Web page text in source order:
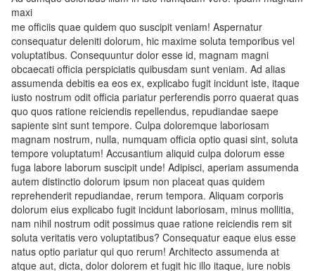
maxi
me officiis quae quidem quo suscipit veniam! Aspernatur
consequatur deleniti dolorum, hic maxime soluta temporibus vel
voluptatibus. Consequuntur dolor esse id, magnam magni
obcaecati officia perspiciatis quibusdam sunt veniam. Ad alias
assumenda debitis ea eos ex, explicabo fugit incidunt iste, itaque
iusto nostrum odit officia pariatur perferendis porro quaerat quas
quo quos ratione reiciendis repellendus, repudiandae saepe
sapiente sint sunt tempore. Culpa doloremque laboriosam
magnam nostrum, nulla, numquam officia optio quasi sint, soluta
tempore voluptatum! Accusantium aliquid culpa dolorum esse
fuga labore laborum suscipit unde! Adipisci, aperiam assumenda
autem distinctio dolorum ipsum non placeat quas quidem
reprehenderit repudiandae, rerum tempora. Aliquam corporis
dolorum eius explicabo fugit incidunt laboriosam, minus mollitia,
nam nihil nostrum odit possimus quae ratione reiciendis rem sit
soluta veritatis vero voluptatibus? Consequatur eaque eius esse
natus optio pariatur qui quo rerum! Architecto assumenda at
atque aut, dicta, dolor dolorem et fugit hic illo itaque, iure nobis